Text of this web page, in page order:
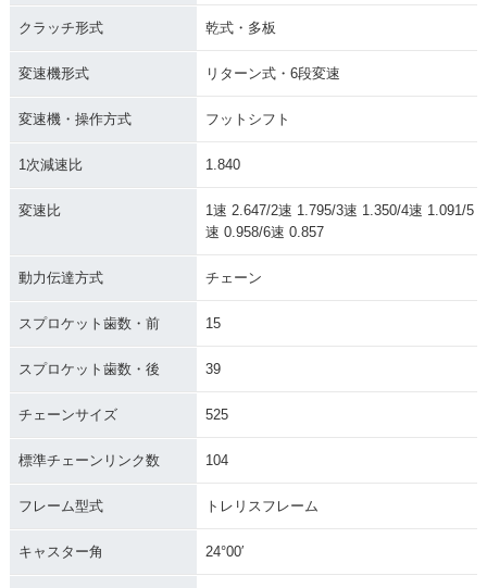
クラッチ形式 乾式・多板
変速機形式 リターン式・6段変速
変速機・操作方式 フットシフト
1次減速比 1.840
変速比
1速 2.647/2速 1.795/3速 1.350/4速 1.091/5
速 0.958/6速 0.857
動力伝達方式 チェーン
スプロケット歯数・前 15
スプロケット歯数・後 39
チェーンサイズ 525
標準チェーンリンク数 104
フレーム型式 トレリスフレーム
キャスター角 24°00′